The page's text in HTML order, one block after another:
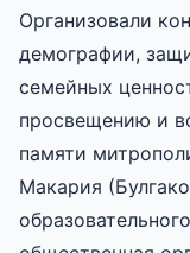
Организовали
демографии,
семейных
просвещению и
памяти
Макария